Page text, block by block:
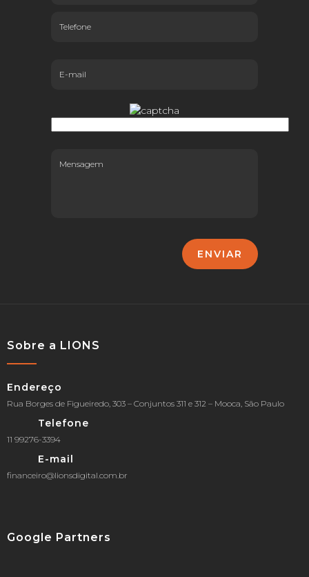
Sobre a LIONS
Endereço
Rua Borges de Figueiredo, 303 – Conjuntos 311 e 312 – Mooca, São Paulo
Telefone
11 99276-3394
E-mail
financeiro@lionsdigital.com.br
Google Partners